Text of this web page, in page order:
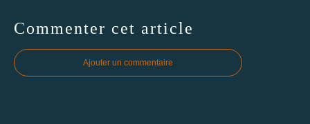
Commenter cet article
Ajouter un commentaire